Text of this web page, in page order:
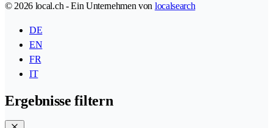
© 2026 local.ch - Ein Unternehmen von localsearch
DE
EN
FR
IT
Ergebnisse filtern